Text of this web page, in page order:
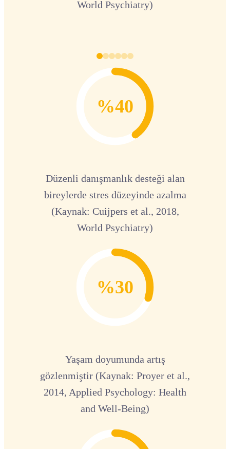
World Psychiatry)
%40
Düzenli danışmanlık desteği alan
bireylerde stres düzeyinde azalma
(Kaynak: Cuijpers et al., 2018,
World Psychiatry)
%30
Yaşam doyumunda artış
gözlenmiştir (Kaynak: Proyer et al.,
2014, Applied Psychology: Health
and Well-Being)